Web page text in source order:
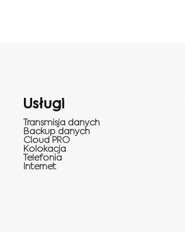
Usługi
Transmisja danych
Backup danych
Cloud PRO
Kolokacja
Telefonia
Internet